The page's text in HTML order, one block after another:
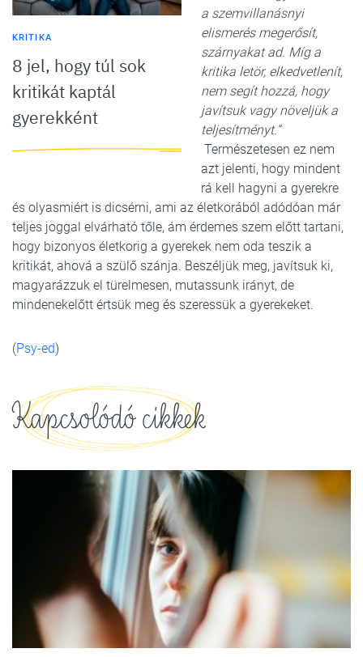
KRITIKA
8 jel, hogy túl sok
kritikát kaptál
gyerekként
a szemvillanásnyi
elismerés megerősít,
szárnyakat ad. Míg a
kritika letör, elkedvetlenít,
nem segít hozzá, hogy
javítsuk vagy növeljük a
teljesítményt.”
Természetesen ez nem
azt jelenti, hogy mindent
rá kell hagyni a gyerekre
és olyasmiért is dicsérni, ami az életkorából adódóan már
teljes joggal elvárható tőle, ám érdemes szem előtt tartani,
hogy bizonyos életkorig a gyerekek nem oda teszik a
kritikát, ahová a szülő szánja. Beszéljük meg, javítsuk ki,
magyarázzuk el türelmesen, mutassunk irányt, de
mindenekelőtt értsük meg és szeressük a gyerekeket.
(Psy-ed)
Kapcsolódó cikkek